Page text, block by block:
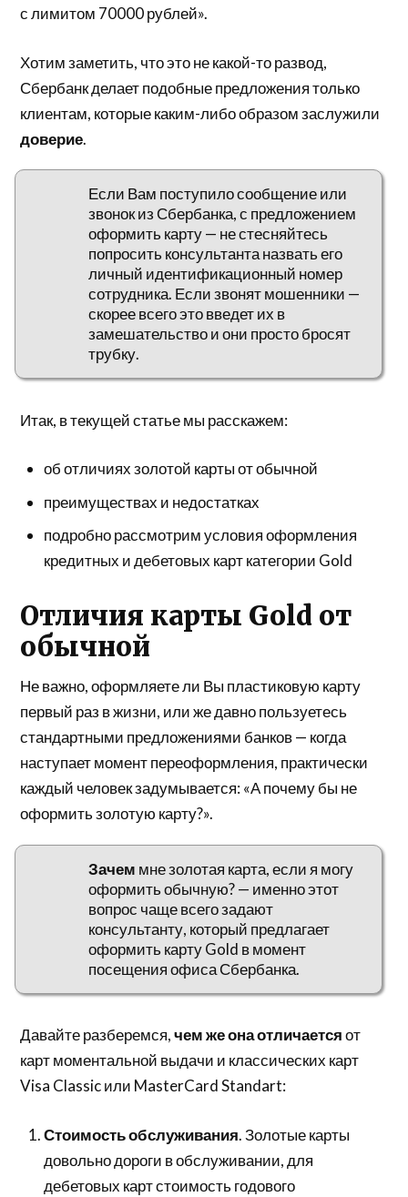
с лимитом 70000 рублей».
Хотим заметить, что это не какой-то развод,
Сбербанк делает подобные предложения только
клиентам, которые каким-либо образом заслужили
доверие.
Если Вам поступило сообщение или
звонок из Сбербанка, с предложением
оформить карту — не стесняйтесь
попросить консультанта назвать его
личный идентификационный номер
сотрудника. Если звонят мошенники —
скорее всего это введет их в
замешательство и они просто бросят
трубку.
Итак, в текущей статье мы расскажем:
об отличиях золотой карты от обычной
преимуществах и недостатках
подробно рассмотрим условия оформления
кредитных и дебетовых карт категории Gold
Отличия карты Gold от
обычной
Не важно, оформляете ли Вы пластиковую карту
первый раз в жизни, или же давно пользуетесь
стандартными предложениями банков — когда
наступает момент переоформления, практически
каждый человек задумывается: «А почему бы не
оформить золотую карту?».
Зачем мне золотая карта, если я могу
оформить обычную? — именно этот
вопрос чаще всего задают
консультанту, который предлагает
оформить карту Gold в момент
посещения офиса Сбербанка.
Давайте разберемся,чем же она отличаетсяот
карт моментальной выдачи и классических карт
Visa Classic или MasterCard Standart:
Стоимость обслуживания. Золотые карты
довольно дороги в обслуживании, для
дебетовых карт стоимость годового